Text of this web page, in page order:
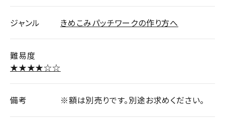
ジャンル きめこみパッチワークの作り方へ
難易度
★★★★☆☆
備考 ※額は別売りです。別途お求めください。